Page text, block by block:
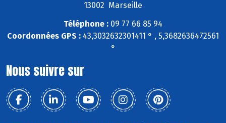
13002 Marseille
Téléphone : 09 77 66 85 94
Coordonnées GPS : 43,3032632301411 ° , 5,3682636472561
°
Nous suivre sur